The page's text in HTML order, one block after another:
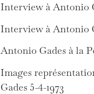
Interview à Antonio
Interview à Antonio
Antonio Gades à la
Images
Gades 5-4-1973